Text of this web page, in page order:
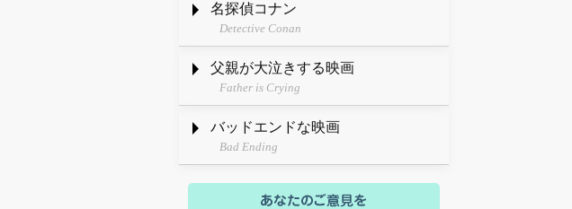
名探偵コナン
Detective Conan
父親が大泣きする映画
Father is Crying
バッドエンドな映画
Bad Ending